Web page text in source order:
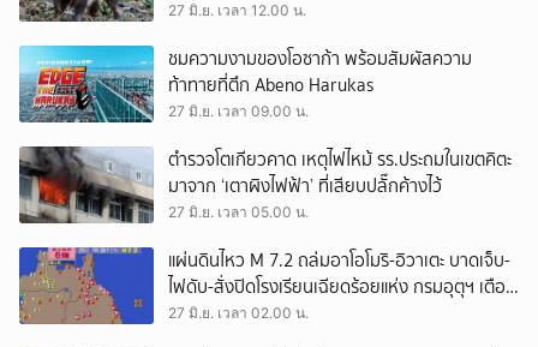
27 มิ.ย. เวลา 12.00 น.
ชมความงามของโอซาก้า พร้อมสัมผัสความ
ท้าทายที่ตึก Abeno Harukas
27 มิ.ย. เวลา 09.00 น.
ตำรวจโตเกียวคาด เหตุไฟไหม้ รร.ประถมในเขตคิตะ
มาจาก ‘เตาผิงไฟฟ้า’ ที่เสียบปลั๊กค้างไว้
27 มิ.ย. เวลา 05.00 น.
แผ่นดินไหว M 7.2 ถล่มอาโอโมริ-อิวาเตะ บาดเจ็บ-
ไฟดับ-สั่งปิดโรงเรียนเฉียดร้อยแห่ง กรมอุตุฯ เตือน
เฝ้าระวังซ้ำตลอดสัปดาห์
27 มิ.ย. เวลา 02.00 น.